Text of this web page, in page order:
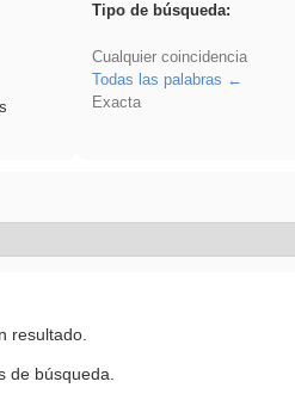
Tipo de búsqueda:
Cualquier coincidencia
Todas las palabras
Exacta
resultado.
de búsqueda.